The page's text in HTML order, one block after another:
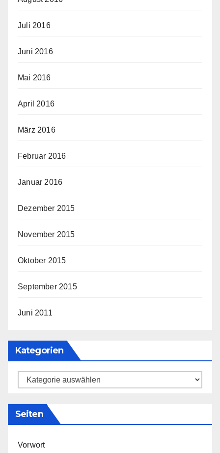
Juli 2016
Juni 2016
Mai 2016
April 2016
März 2016
Februar 2016
Januar 2016
Dezember 2015
November 2015
Oktober 2015
September 2015
Juni 2011
Kategorien
Kategorien
Seiten
Vorwort